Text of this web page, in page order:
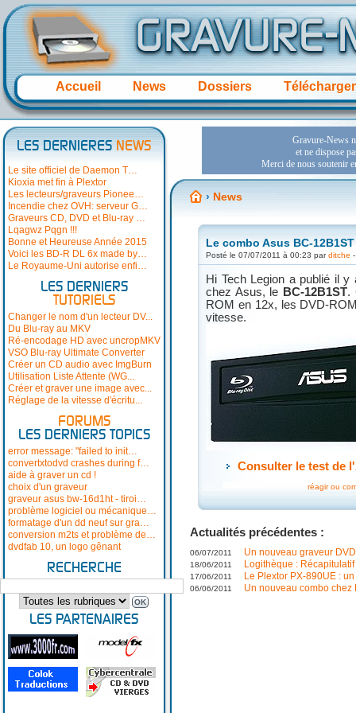
Accueil News Dossiers
LES DERNIERESNEWS
Le site officiel de Daemon T…
Kioxia met fin à Plextor
Les lecteurs/graveurs Pionee…
Incendie chez OVH: serveur G…
Graveurs CD, DVD et Blu-ray …
Lqagwz Pqgn !!!
Bonne et Heureuse Année 2015
Voici les BD-R DL 6x made by…
Le Royaume-Uni autorise enfi…
LES DERNIERS
TUTORIELS
Changer le nom d'un lecteur DV...
Du Blu-ray au MKV
Ré-encodage HD avec uncropMKV
VSO Blu-ray Ultimate Converter
Créer un CD audio avec ImgBurn
Utilisation Liste Attente (WG...
Créer et graver une image avec...
Réglage de la vitesse d'écritu...
FORUMS
LES DERNIERS TOPICS
error message: "failed to init…
convertxtodvd crashes during f…
aide à graver un cd !
choix d'un graveur
graveur asus bw-16d1ht - tiroi…
problème logiciel ou mécanique…
formatage d'un dd neuf sur gra…
conversion m2ts et problème de…
dvdfab 10, un logo gênant
RECHERCHE
LES PARTENAIRES
› News
Le combo Asus BC-
Posté le 07/07/2011 à 00:23 parditche
Hi Tech Legion a publié il
chez Asus, le BC-12B1ST.
ROM en 12x, les DVD-
vitesse.
Consulter le test de
réagir ou
Actualités précédentes :
06/07/2011 Un nouveau graveur
18/06/2011 Logithèque :
17/06/2011 Le Plextor PX-890UE :
06/06/2011 Un nouveau combo chez